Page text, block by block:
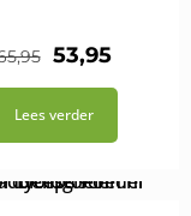
prijs
53,95
prijs
Lees verder